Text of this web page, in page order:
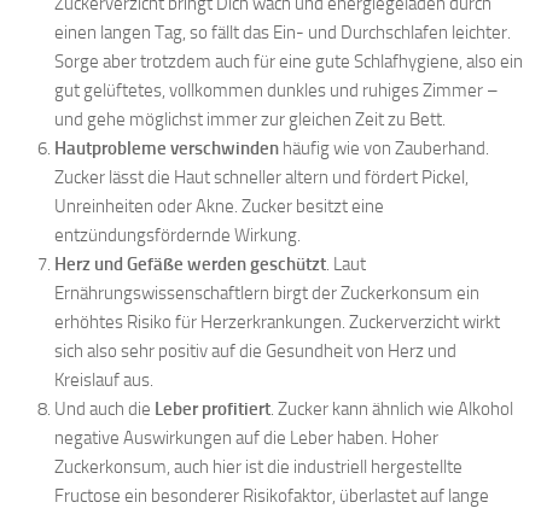
einen langen Tag, so fällt das Ein- und Durchschlafen leichter.
Sorge aber trotzdem auch für eine gute Schlafhygiene, also ein
gut gelüftetes, vollkommen dunkles und ruhiges Zimmer –
und gehe möglichst immer zur gleichen Zeit zu Bett.
Hautprobleme verschwinden häufig wie von Zauberhand.
Zucker lässt die Haut schneller altern und fördert Pickel,
Unreinheiten oder Akne. Zucker besitzt eine
entzündungsfördernde Wirkung.
Herz und Gefäße werden geschützt. Laut
Ernährungswissenschaftlern birgt der Zuckerkonsum ein
erhöhtes Risiko für Herzerkrankungen. Zuckerverzicht wirkt
sich also sehr positiv auf die Gesundheit von Herz und
Kreislauf aus.
Und auch die Leber profitiert. Zucker kann ähnlich wie Alkohol
negative Auswirkungen auf die Leber haben. Hoher
Zuckerkonsum, auch hier ist die industriell hergestellte
Fructose ein besonderer Risikofaktor, überlastet auf lange